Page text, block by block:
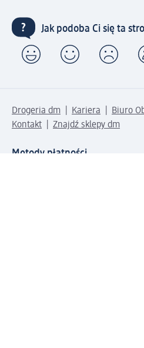
Jak podoba Ci się ta
Drogeria dm Kariera
Biuro
Kontakt
Znajdź sklepy dm
Metody płatności